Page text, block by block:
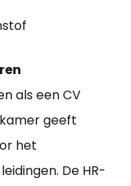
als een CV
geeft
het
De HR-